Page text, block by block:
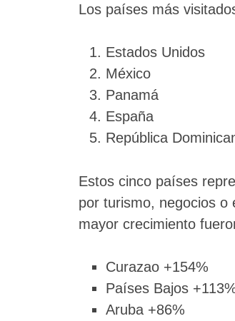
Los países más
Estados Unidos
México
Panamá
España
República
Estos cinco países
por turismo, negocios o
mayor crecimiento
Curazao +154%
Países Bajos
Aruba +86%